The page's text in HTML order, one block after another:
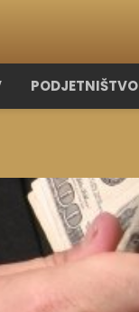
PODJETNIŠTVO